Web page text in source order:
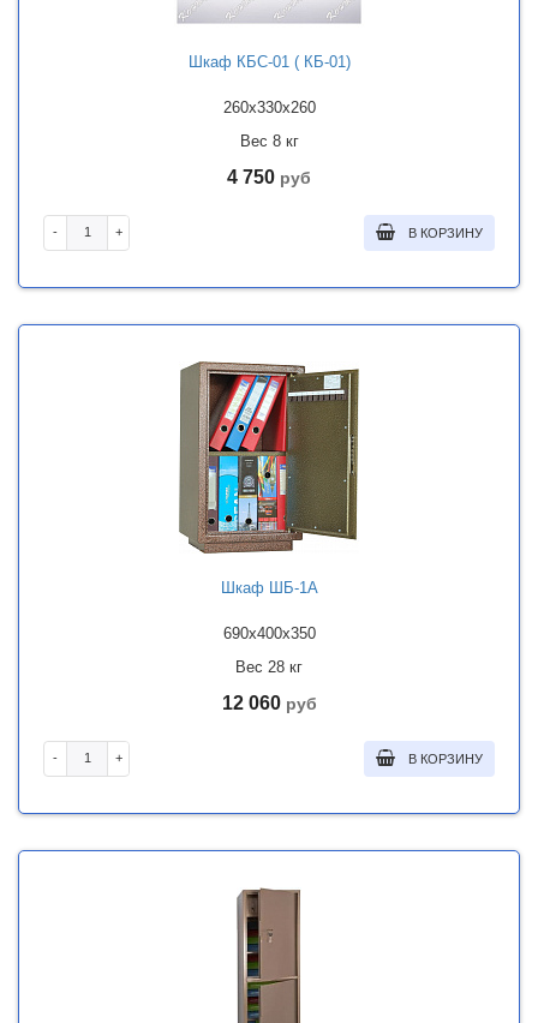
Шкаф КБС-01 ( КБ-01)
260x330x260
Вес 8 кг
4 750 руб
- + В КОРЗИНУ
Шкаф ШБ-1А
690x400x350
Вес 28 кг
12 060 руб
- + В КОРЗИНУ